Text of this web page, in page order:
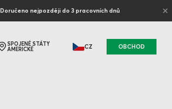
Doručeno nejpozději do 3 pracovních dnů ×
SPOJENÉ STÁTY
AMERICKÉ CZ OBCHOD